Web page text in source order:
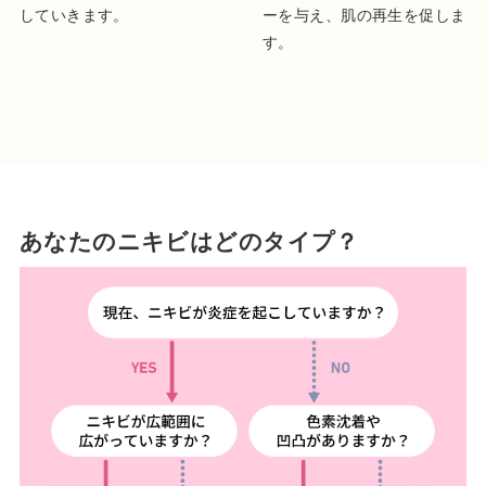
していきます。
ーを与え、肌の再生を促しま
す。
あなたのニキビはどのタイプ？